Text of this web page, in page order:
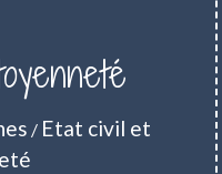
/ Etat civil et